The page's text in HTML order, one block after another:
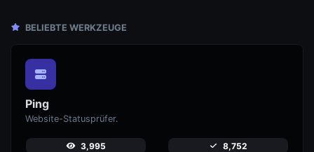
BELIEBTE WERKZEUGE
Ping
Website-Statusprüfer.
3,995 8,752